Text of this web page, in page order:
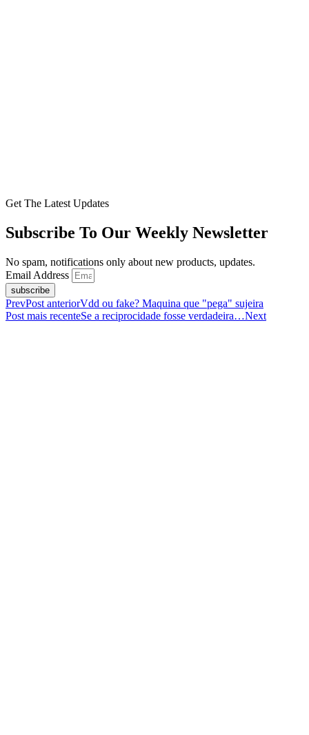
Get The Latest Updates
Subscribe To Our Weekly Newsletter
No spam, notifications only about new products, updates.
Email Address
subscribe
PrevPost anteriorVdd ou fake? Maquina que "pega" sujeira
Post mais recenteSe a reciprocidade fosse verdadeira…Next